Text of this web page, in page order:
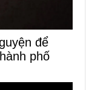
để
phố